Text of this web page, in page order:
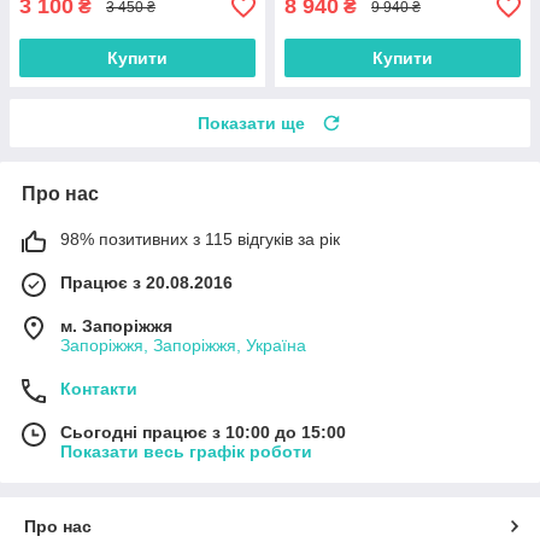
3 100 ₴ 3 450 ₴
Купити
8 940 ₴ 9 940 ₴
Купити
Показати ще
Про нас
98% позитивних з 115 відгуків за рік
Працює з 20.08.2016
м. Запоріжжя
Запоріжжя, Запоріжжя, Україна
Контакти
Сьогодні працює з 10:00 до 15:00
Показати весь графік роботи
Про нас